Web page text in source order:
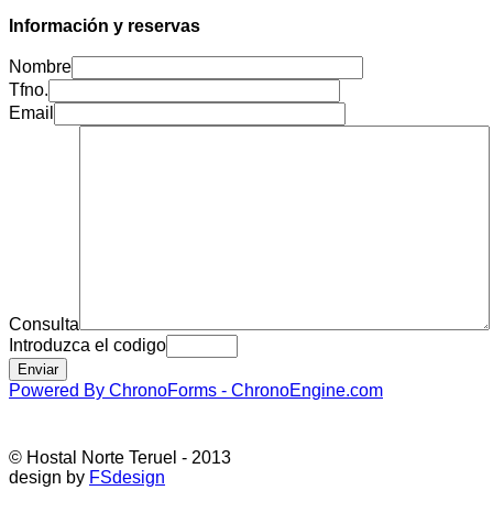
Información y reservas
Nombre
Tfno.
Email
Consulta
Introduzca el codigo
Powered By ChronoForms - ChronoEngine.com
© Hostal Norte Teruel - 2013
design by FSdesign